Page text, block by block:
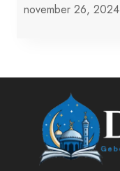
november 26, 2024